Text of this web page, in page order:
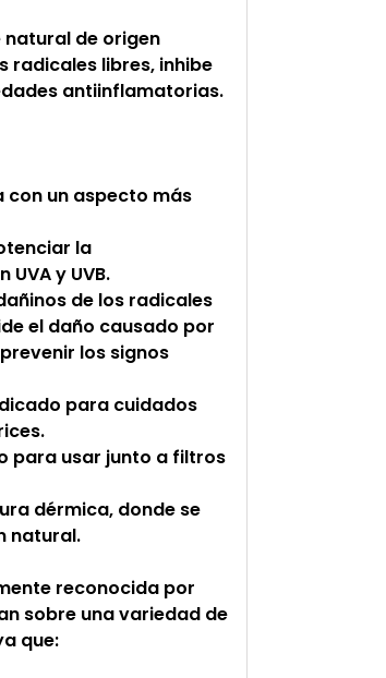
natural de origen
libres, inhibe
antiinflamatorias.
con un aspecto más
la
y UVB.
de los radicales
el daño causado por
los signos
para cuidados
para usar junto a filtros
dérmica, donde se
natural.
reconocida por
sobre una variedad de
que: